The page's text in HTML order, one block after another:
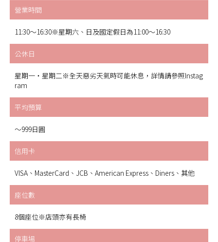
營業時間
11:30～16:30※星期六、日及國定假日為11:00～16:30
公休日
星期一・星期二※全天惡劣天氣時可能休息，詳情請參照Instag
ram
平均預算
～999日圓
信用卡
VISA、MasterCard、JCB、American Express、Diners、其他
座位數
8個座位※店頭亦有長椅
停車場